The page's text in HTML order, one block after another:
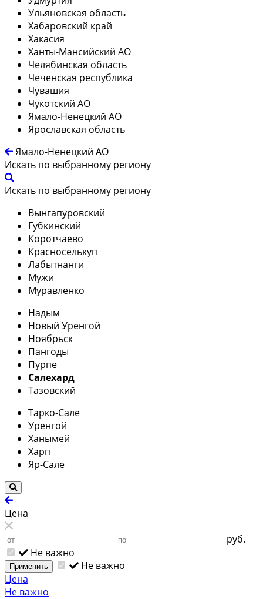
Ульяновская область
Хабаровский край
Хакасия
Ханты-Мансийский АО
Челябинская область
Чеченская республика
Чувашия
Чукотский АО
Ямало-Ненецкий АО
Ярославская область
Ямало-Ненецкий АО
Искать по выбранному региону
Искать по выбранному региону
Вынгапуровский
Губкинский
Коротчаево
Красноселькуп
Лабытнанги
Мужи
Муравленко
Надым
Новый Уренгой
Ноябрьск
Пангоды
Пурпе
Салехард
Тазовский
Тарко-Сале
Уренгой
Ханымей
Харп
Яр-Сале
Цена
руб.
Не важно
Применить
Не важно
Цена
Не важно